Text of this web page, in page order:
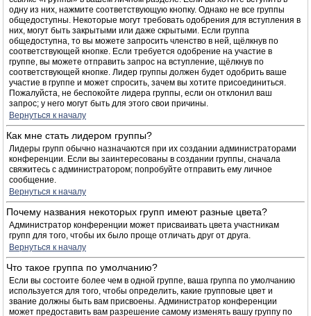
одну из них, нажмите соответствующую кнопку. Однако не все группы
общедоступны. Некоторые могут требовать одобрения для вступления в
них, могут быть закрытыми или даже скрытыми. Если группа
общедоступна, то вы можете запросить членство в ней, щёлкнув по
соответствующей кнопке. Если требуется одобрение на участие в
группе, вы можете отправить запрос на вступление, щёлкнув по
соответствующей кнопке. Лидер группы должен будет одобрить ваше
участие в группе и может спросить, зачем вы хотите присоединиться.
Пожалуйста, не беспокойте лидера группы, если он отклонил ваш
запрос; у него могут быть для этого свои причины.
Вернуться к началу
Как мне стать лидером группы?
Лидеры групп обычно назначаются при их создании администраторами
конференции. Если вы заинтересованы в создании группы, сначала
свяжитесь с администратором; попробуйте отправить ему личное
сообщение.
Вернуться к началу
Почему названия некоторых групп имеют разные цвета?
Администратор конференции может присваивать цвета участникам
групп для того, чтобы их было проще отличать друг от друга.
Вернуться к началу
Что такое группа по умолчанию?
Если вы состоите более чем в одной группе, ваша группа по умолчанию
используется для того, чтобы определить, какие групповые цвет и
звание должны быть вам присвоены. Администратор конференции
может предоставить вам разрешение самому изменять вашу группу по